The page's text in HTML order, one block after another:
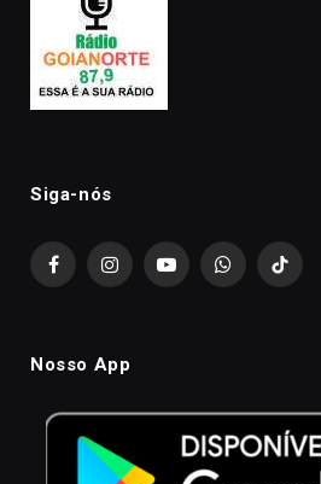
Siga-nós
FacebookInstagramYouTubeWhatsAppTikTok
Nosso App